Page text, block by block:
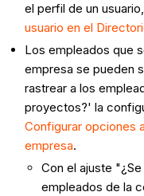
el perfil de un
usuario en el
Los empleados que
empresa se pueden
rastrear a los
proyectos?' la
Configurar opciones
empresa.
Con el ajuste
empleados de la